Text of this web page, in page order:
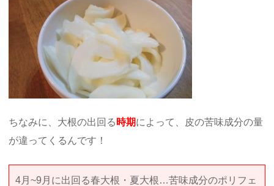
ちなみに、大根の出回る 時期によって、皮の苦味成分の量
が違ってくるんです！
4月~9月に出回る春大根・夏大根…苦味成分のポリフェ